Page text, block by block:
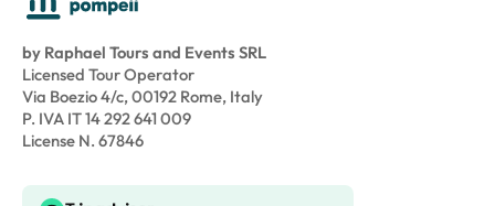
by Raphael Tours and Events SRL
Licensed Tour Operator
Via Boezio 4/c, 00192 Rome, Italy
P. IVA IT 14 292 641 009
License N. 67846